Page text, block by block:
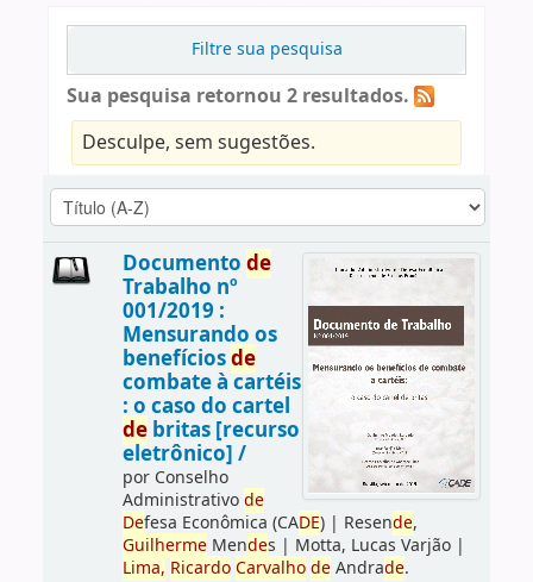
Filtre sua pesquisa
Sua pesquisa retornou 2 resultados.
Desculpe, sem sugestões.
Documento de
Trabalho nº
001/2019 :
Mensurando os
benefíciosde
combate à cartéis
: o caso do cartel
debritas [recurso
eletrônico] /
por Conselho
Administrativode
Defesa Econômica (CADE)| Resende,
GuilhermeMendes | Motta, Lucas Varjão|
Lima, Ricardo Carvalho deAndrade.